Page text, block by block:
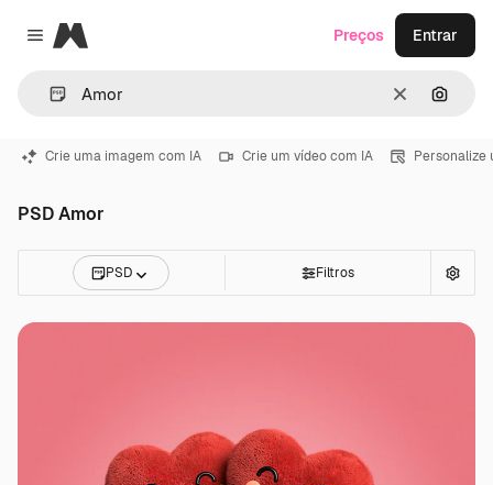
Close menu
Magnific
Limpar
Preços Entrar
Crie uma imagem com IA Crie um vídeo com IA Personalize
PSD Amor
PSD Filtros